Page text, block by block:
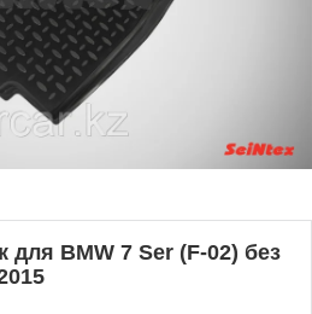
для BMW 7 Ser (F-02) без